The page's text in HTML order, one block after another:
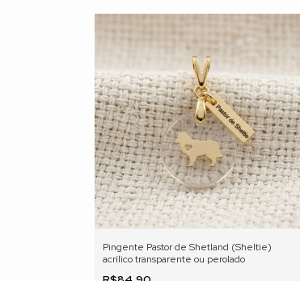
Pingente Pastor de Shetland (Sheltie)
acrílico transparente ou perolado